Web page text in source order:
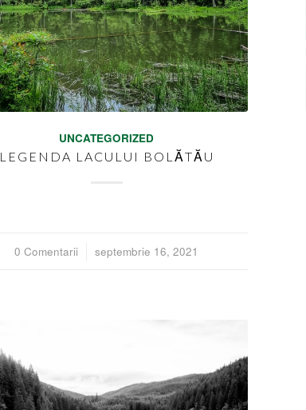
UNCATEGORIZED
LEGENDA LACULUI BOLĂTĂU
0 Comentarii
/ septembrie 16, 2021